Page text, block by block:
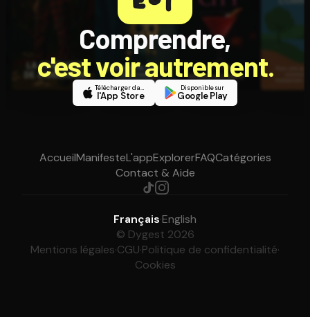
Comprendre,
c'est voir autrement.
Télécharger dans
l'App Store
Disponible sur
Google Play
AccueilManifesteL'appExplorerFAQCatégories
Contact & Aide
Français·English
© Dygest 2026
Mentions légales·CGU·Politique de confidentialité·
Cookies